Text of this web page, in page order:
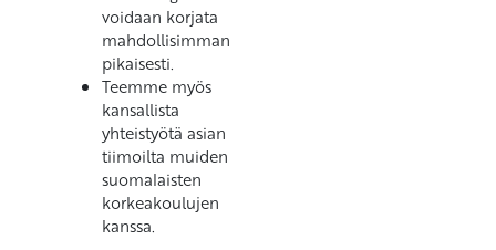
voidaan korjata
mahdollisimman
pikaisesti.
Teemme myös
kansallista
yhteistyötä asian
tiimoilta muiden
suomalaisten
korkeakoulujen
kanssa.